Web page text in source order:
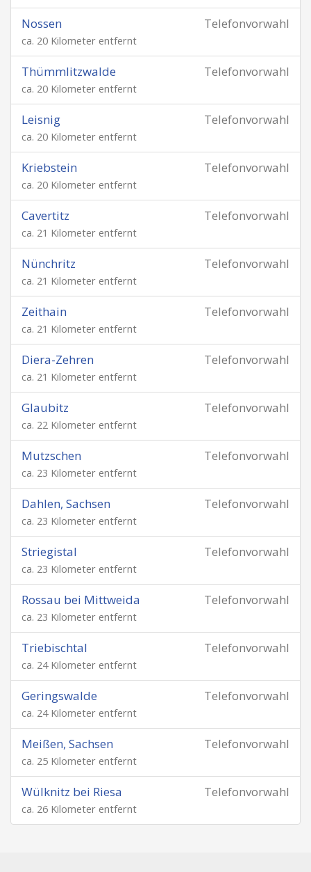
Telefonvorwahl
Nossen
ca. 20 Kilometer entfernt
Telefonvorwahl
Thümmlitzwalde
ca. 20 Kilometer entfernt
Telefonvorwahl
Leisnig
ca. 20 Kilometer entfernt
Telefonvorwahl
Kriebstein
ca. 20 Kilometer entfernt
Telefonvorwahl
Cavertitz
ca. 21 Kilometer entfernt
Telefonvorwahl
Nünchritz
ca. 21 Kilometer entfernt
Telefonvorwahl
Zeithain
ca. 21 Kilometer entfernt
Telefonvorwahl
Diera-Zehren
ca. 21 Kilometer entfernt
Telefonvorwahl
Glaubitz
ca. 22 Kilometer entfernt
Telefonvorwahl
Mutzschen
ca. 23 Kilometer entfernt
Telefonvorwahl
Dahlen, Sachsen
ca. 23 Kilometer entfernt
Telefonvorwahl
Striegistal
ca. 23 Kilometer entfernt
Telefonvorwahl
Rossau bei Mittweida
ca. 23 Kilometer entfernt
Telefonvorwahl
Triebischtal
ca. 24 Kilometer entfernt
Telefonvorwahl
Geringswalde
ca. 24 Kilometer entfernt
Telefonvorwahl
Meißen, Sachsen
ca. 25 Kilometer entfernt
Telefonvorwahl
Wülknitz bei Riesa
ca. 26 Kilometer entfernt